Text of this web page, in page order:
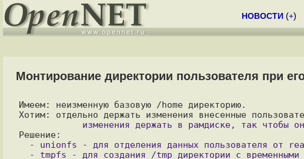
НОВОСТИ (+)
Монтирование директории пользователя при
Имеем: неизменную базовую /home директорию.